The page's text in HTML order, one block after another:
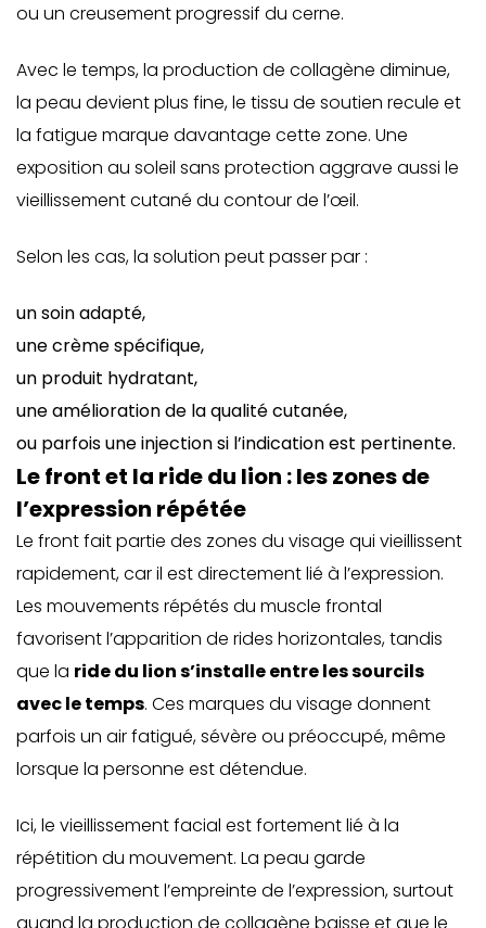
ou un creusement progressif du cerne.
Avec le temps, la production de collagène diminue,
la peau devient plus fine, le tissu de soutien recule et
la fatigue marque davantage cette zone. Une
exposition au soleil sans protection aggrave aussi le
vieillissement cutané du contour de l’œil.
Selon les cas, la solution peut passer par :
un soin adapté,
une crème spécifique,
un produit hydratant,
une amélioration de la qualité cutanée,
ou parfois une injection si l’indication est pertinente.
Le front et la ride du lion : les zones de
l’expression répétée
Le front fait partie des zones du visage qui vieillissent
rapidement, car il est directement lié à l’expression.
Les mouvements répétés du muscle frontal
favorisent l’apparition de rides horizontales, tandis
que la ride du lion s’installe entre les sourcils
avec le temps. Ces marques du visage donnent
parfois un air fatigué, sévère ou préoccupé, même
lorsque la personne est détendue.
Ici, le vieillissement facial est fortement lié à la
répétition du mouvement. La peau garde
progressivement l’empreinte de l’expression, surtout